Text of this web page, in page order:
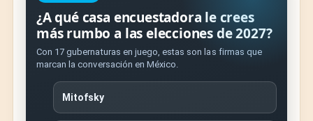
¿A qué casa encuestadora le crees
más rumbo a las elecciones de 2027?
Con 17 gubernaturas en juego, estas son las firmas que
marcan la conversación en México.
Mitofsky